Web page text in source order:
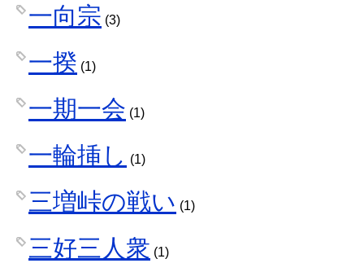
一向宗 (3)
一揆 (1)
一期一会 (1)
一輪挿し (1)
三増峠の戦い (1)
三好三人衆 (1)